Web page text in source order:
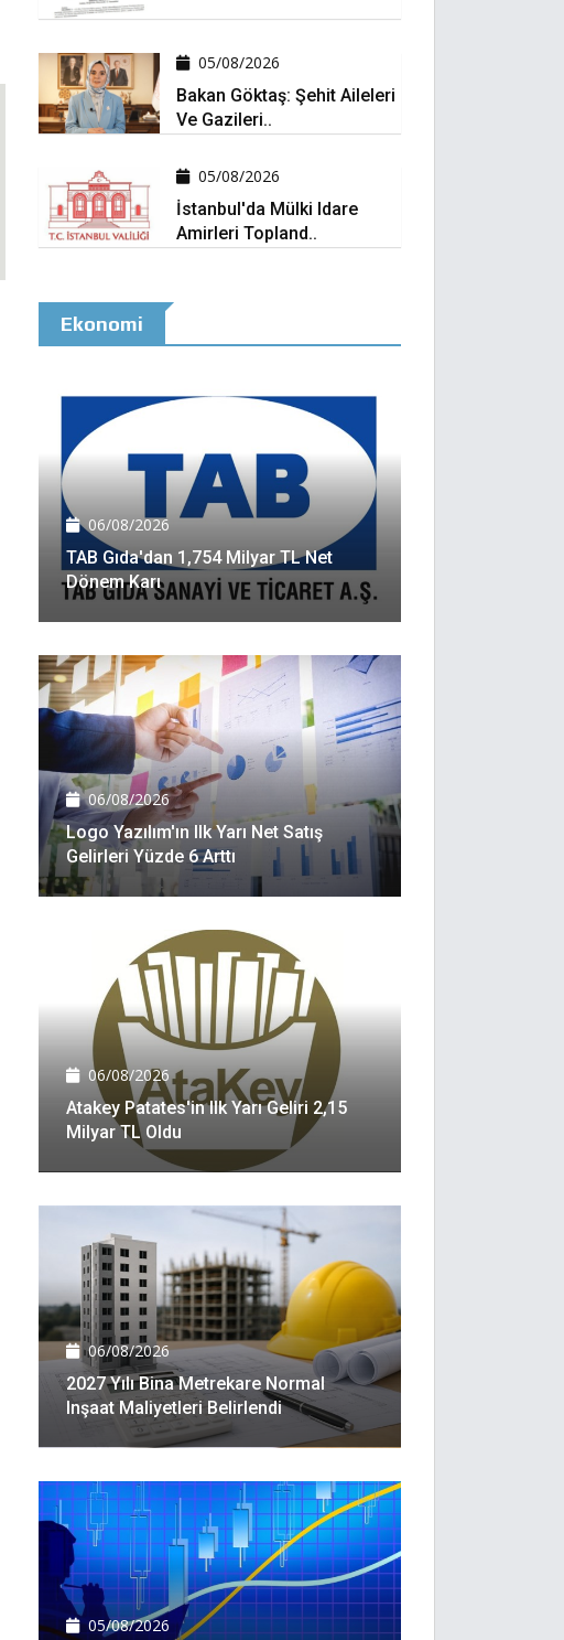
05/08/2026
Bakan Göktaş: Şehit Aileleri
Ve Gazileri..
05/08/2026
İstanbul'da Mülki Idare
Amirleri Topland..
Ekonomi
06/08/2026
TAB Gıda'dan 1,754 Milyar TL Net
Dönem Karı
06/08/2026
Logo Yazılım'ın Ilk Yarı Net Satış
Gelirleri Yüzde 6 Arttı
06/08/2026
Atakey Patates'in Ilk Yarı Geliri 2,15
Milyar TL Oldu
06/08/2026
2027 Yılı Bina Metrekare Normal
Inşaat Maliyetleri Belirlendi
05/08/2026